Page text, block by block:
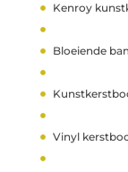
Kenroy
Bloeiende
Vinyl